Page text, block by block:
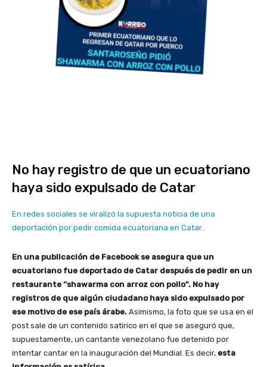
No hay registro de que un ecuatoriano
haya sido expulsado de Catar
En redes sociales se viralizó la supuesta noticia de una
deportación por pedir comida ecuatoriana en Catar.
En una publicación de Facebook se asegura que un
ecuatoriano fue deportado de Catar después de pedir en un
restaurante ‘’shawarma con arroz con pollo”. No hay
registros de que algún ciudadano haya sido expulsado por
ese motivo de ese país árabe. Asimismo, la foto que se usa en el
post sale de un contenido satírico en el que se aseguró que,
supuestamente, un cantante venezolano fue detenido por
intentar cantar en la inauguración del Mundial. Es decir, esta